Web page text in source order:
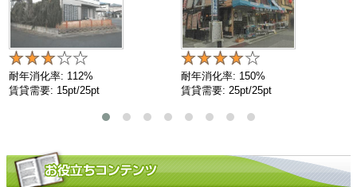
耐年消化率: 112%
賃貸需要: 15pt/25pt
耐年消化率: 150%
賃貸需要: 25pt/25pt